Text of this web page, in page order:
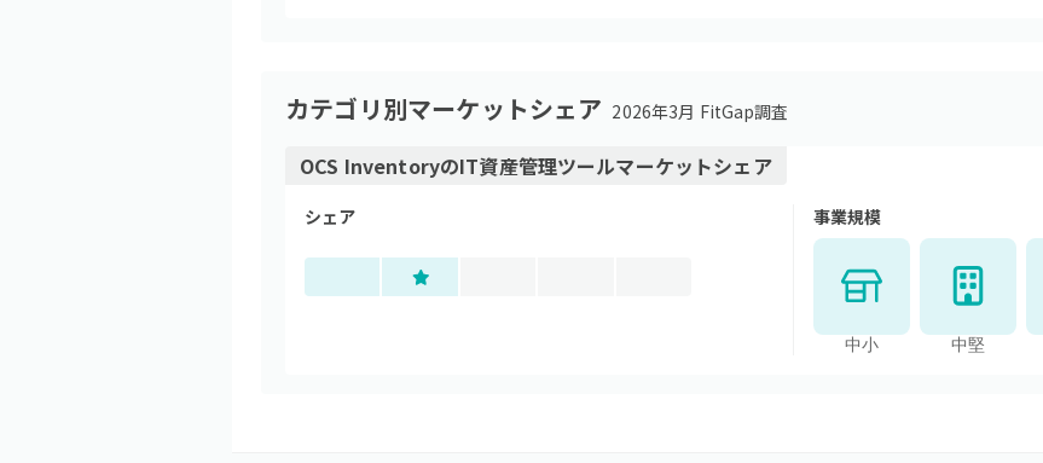
カテゴリ別マーケットシェア 2026年3月 FitGap調査
OCS InventoryのIT資産管理ツールマーケットシェア
シェア 事業規模
中小 中堅